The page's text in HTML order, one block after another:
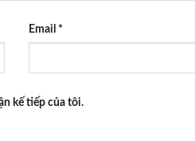
Email *
kế tiếp của tôi.